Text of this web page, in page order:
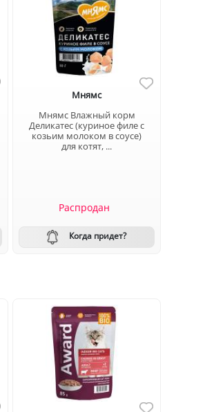
Мнямс
Мнямс Влажный корм
Деликатес (куриное филе с
козьим молоком в соусе)
для котят, ...
Распродан
Когда придет?